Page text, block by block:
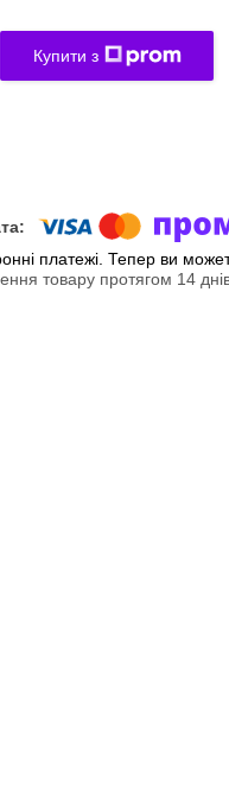
Купити з
платежі. Тепер ви
товару протягом 14